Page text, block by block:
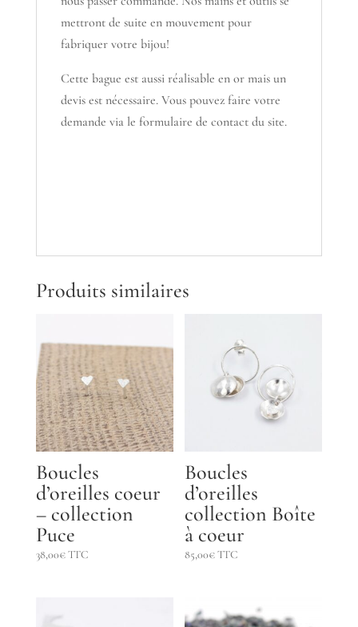
mettront de suite en mouvement pour
fabriquer votre bijou!
Cette bague est aussi réalisable en or mais un
devis est nécessaire. Vous pouvez faire votre
demande via le formulaire de contact du site.
Produits similaires
Boucles
d’oreilles coeur
– collection
Puce
38,00€TTC
Boucles
d’oreilles
collection Boîte
à coeur
85,00€TTC